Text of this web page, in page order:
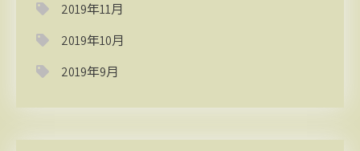
2019年11月
2019年10月
2019年9月